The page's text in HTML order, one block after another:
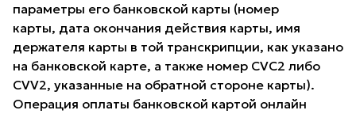
параметры его банковской карты (номер
карты, дата окончания действия карты, имя
держателя карты в той транскрипции, как указано
на банковской карте, а также номер CVC2 либо
CVV2, указанные на обратной стороне карты).
Операция оплаты банковской картой онлайн